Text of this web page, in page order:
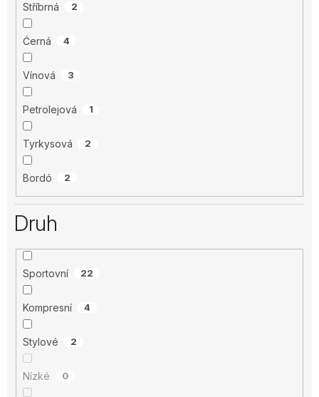
Stříbrná 2
Ćerná 4
Vínová 3
Petrolejová 1
Tyrkysová 2
Bordó 2
Druh
Sportovní 22
Kompresní 4
Stylové 2
Nízké 0